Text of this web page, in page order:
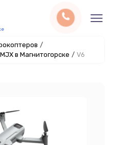
/
в Магнитогорске / V6